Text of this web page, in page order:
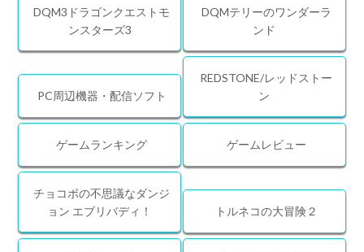
DQM3ドラゴンクエストモ
ンスターズ3
DQMテリーのワンダーラ
ンド
PC周辺機器・配信ソフト
REDSTONE/レッドストー
ン
ゲームランキング ゲームレビュー
チョコボの不思議なダンジ
ョン エブリバディ！
トルネコの大冒険２